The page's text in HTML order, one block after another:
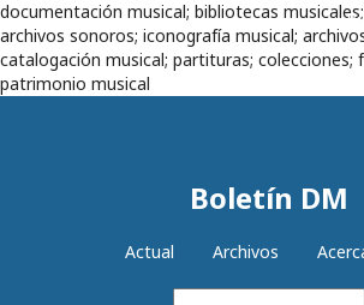
documentación musical; bibliotecas
archivos sonoros; iconografía musical;
catalogación musical; partituras; colecciones;
patrimonio musical
Boletín DM
Actual Archivos